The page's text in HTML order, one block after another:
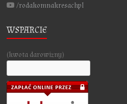
/rodakomnakresachpl
WSPARCIE
(kwota darowizny)